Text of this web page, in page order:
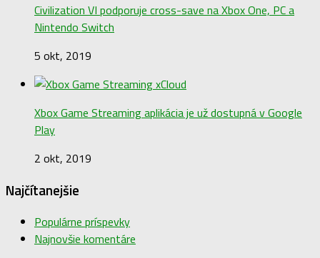
Civilization VI podporuje cross-save na Xbox One, PC a
Nintendo Switch
5 okt, 2019
Xbox Game Streaming aplikácia je už dostupná v Google
Play
2 okt, 2019
Najčítanejšie
Populárne príspevky
Najnovšie komentáre